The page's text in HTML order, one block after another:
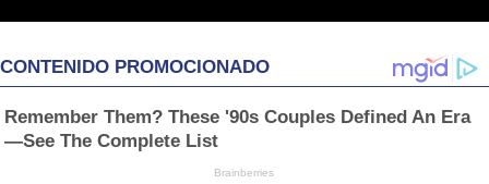
CONTENIDO PROMOCIONADO
Remember Them? These '90s Couples Defined An Era
—See The Complete List
Brainberries